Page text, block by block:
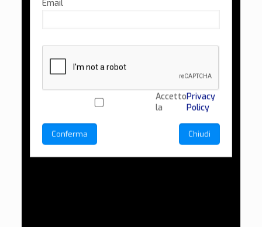
Email
Accetto
la
Privacy
Policy
Conferma Chiudi